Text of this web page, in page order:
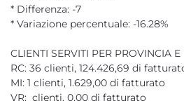
* Differenza: -7
* Variazione percentuale: -16.28%
CLIENTI SERVITI PER PROVINCIA
RC: 36 clienti, 124.426,69 di
MI: 1 clienti, 1.629,00 di fatturato
VR: clienti, 0,00 di fatturato